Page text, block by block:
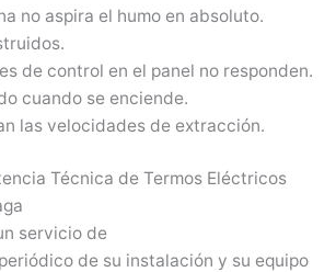
no aspira el humo en absoluto.
de control en el panel no responden.
cuando se enciende.
las velocidades de extracción.
Técnica de Termos Eléctricos
servicio de
periódico de su instalación y su equipo